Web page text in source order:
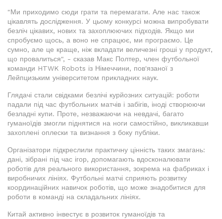
"Ми приходимо сюди грати та перемагати. Але нас також
цікавлять дослідження. У цьому конкурсі можна випробувати
безліч цікавих, нових та захоплюючих підходів. Якщо ми
спробуємо щось, а воно не спрацює, ми програємо. Це
сумно, але це краще, ніж вкладати величезні гроші у продукт,
що провалиться", - сказав Макс Полтер, член футбольної
команди HTWK Robots із Німеччини, пов'язаної з
Лейпцизьким університетом прикладних наук.
Глядачі стали свідками безлічі курйозних ситуацій: роботи
падали під час футбольних матчів і забігів, іноді створюючи
безладні купи. Проте, незважаючи на невдачі, багато
гуманоїдів змогли піднятися на ноги самостійно, викликавши
захоплені оплески та визнання з боку публіки.
Організатори підкреслили практичну цінність таких змагань:
дані, зібрані під час ігор, допомагають вдосконалювати
роботів для реального використання, зокрема на фабриках і
виробничих лініях. Футбольні матчі сприяють розвитку
координаційних навичок роботів, що може знадобитися для
роботи в команді на складальних лініях.
Китай активно інвестує в розвиток гуманоїдів та